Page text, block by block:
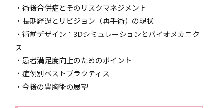
・術後合併症とそのリスクマネジメント
・長期経過とリビジョン（再手術）の現状
・術前デザイン：3Dシミュレーションとバイオメカニク
ス
・患者満足度向上のためのポイント
・症例別ベストプラクティス
・今後の豊胸術の展望